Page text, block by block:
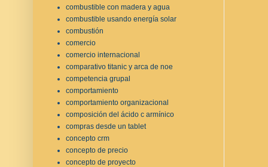
combustible con madera y agua
combustible usando energía solar
combustión
comercio
comercio internacional
comparativo titanic y arca de noe
competencia grupal
comportamiento
comportamiento organizacional
composición del ácido c armínico
compras desde un tablet
concepto crm
concepto de precio
concepto de proyecto